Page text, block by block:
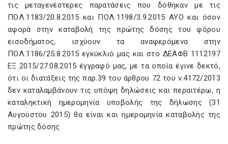
τις μεταγενέστερες παρατάσεις που δόθηκαν με τις
ΠΟΛ.1183/20.8.2015 και ΠΟΛ.1198/3.9.2015 ΑΥΟ και όσον
αφορά στην καταβολή της πρώτης δόσης του φόρου
εισοδήματος, ισχύουν τα αναφερόμενα στην
ΠΟΛ.1186/25.8.2015 εγκύκλιό μας και στο ΔΕΑΦΒ 1112197
ΕΞ 2015/27.08.2015 έγγραφό μας, με τα οποία έγινε δεκτό,
ότι οι διατάξεις της παρ.39 του άρθρου 72 του ν.4172/2013
δεν καταλαμβάνουν τις υπόψη δηλώσεις και περαιτέρω, η
καταληκτική ημερομηνία υποβολής της δήλωσης (31
Αυγούστου 2015) θα είναι και ημερομηνία καταβολής της
πρώτης δόσης.